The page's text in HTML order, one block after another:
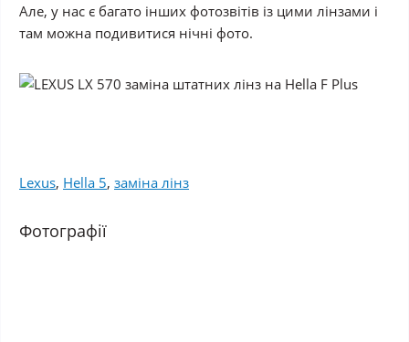
Але, у нас є багато інших фотозвітів із цими лінзами і
там можна подивитися нічні фото.
Lexus, Hella 5, заміна лінз
Фотографії